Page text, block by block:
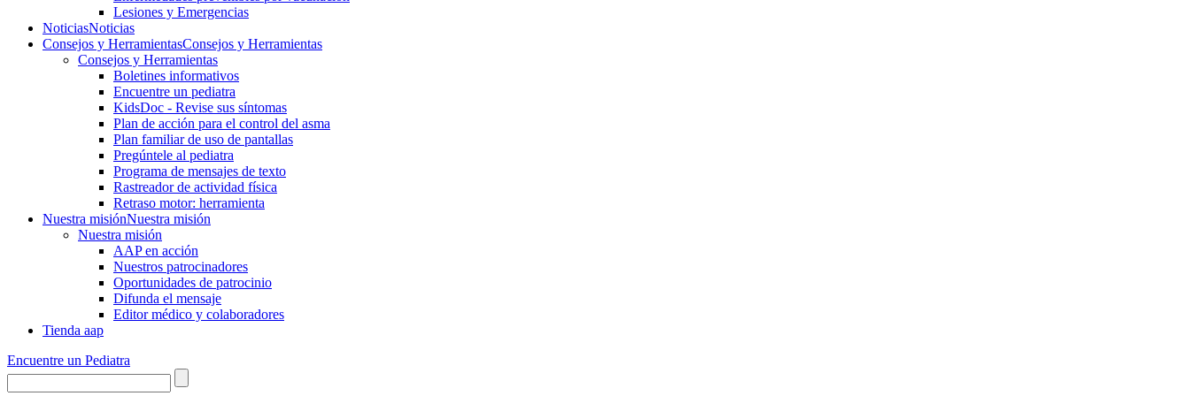
Lesiones y Emergencias
NoticiasNoticias
Consejos y HerramientasConsejos y Herramientas
Consejos y Herramientas
Boletines informativos
Encuentre un pediatra
KidsDoc - Revise sus síntomas
Plan de acción para el control del asma
Plan familiar de uso de pantallas
Pregúntele al pediatra
Programa de mensajes de texto
Rastre​​ador de activida​d física
Retraso motor: herramienta
Nuestra misiónNuestra misión
Nuestra misión
AAP en acción
Nuestros patrocinadores
Oportunidades de patrocinio
Difunda el mensaje
Editor médico y colaboradores
Tienda aap
Encuentre un Pediatra